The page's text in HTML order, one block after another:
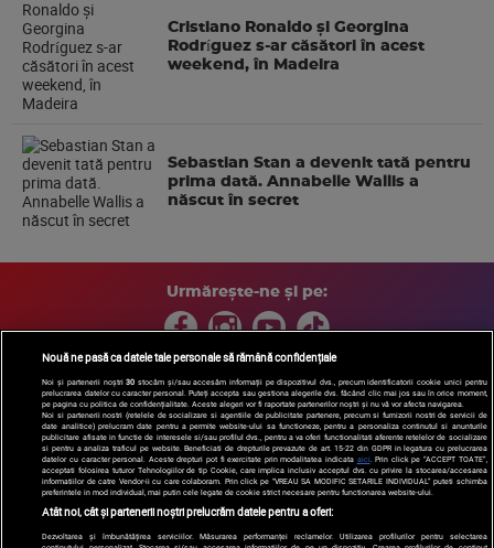
Cristiano Ronaldo și Georgina
Rodríguez s-ar căsători în acest
weekend, în Madeira
Sebastian Stan a devenit tată pentru
prima dată. Annabelle Wallis a
născut în secret
Urmărește-ne și pe:
Copyright © 2026 / DIGI ROMANIA S.A.
Arhiva
Comunicate de presă Politica de confidentialitate
Termeni
si conditii
Gestionați preferințele| Contact/Info Codul etic
Nouă ne pasă ca datele tale personale să rămână confidențiale
Noi și partenerii noștri30 stocăm și/sau accesăm informații pe dispozitivul dvs., precum identificatorii cookie unici pentru
prelucrarea datelor cu caracter personal. Puteți accepta sau gestiona alegerile dvs. făcând clic mai jos sau în orice moment,
pe pagina cu politica de confidențialitate. Aceste alegeri vor fi raportate partenerilor noștri și nu vă vor afecta navigarea.
Noi si partenerii nostri (retelele de socializare si agentiile de publicitate partenere, precum si furnizorii nostri de servicii de
date analitice) prelucram date pentru a permite website-ului sa functioneze, pentru a personaliza continutul si anunturile
publicitare afisate in functie de interesele si/sau profilul dvs., pentru a va oferi functionalitati aferente retelelor de socializare
si pentru a analiza traficul pe website. Beneficiati de drepturile prevazute de art. 15-22 din GDPR in legatura cu prelucrarea
datelor cu caracter personal. Aceste drepturi pot fi exercitate prin modalitatea indicata aici. Prin click pe “ACCEPT TOATE”,
acceptati folosirea tuturor Tehnologiilor de tip Cookie, care implica inclusiv acceptul dvs. cu privire la stocarea/accesarea
informatiilor de catre Vendor-ii cu care colaboram. Prin click pe “VREAU SA MODIFIC SETARILE INDIVIDUAL” puteti schimba
preferintele in mod individual, mai putin cele legate de cookie strict necesare pentru functionarea website-ului.
Atât noi, cât și partenerii noștri prelucrăm datele pentru a oferi:
Dezvoltarea și îmbunătățirea serviciilor. Măsurarea performanței reclamelor. Utilizarea profilurilor pentru selectarea